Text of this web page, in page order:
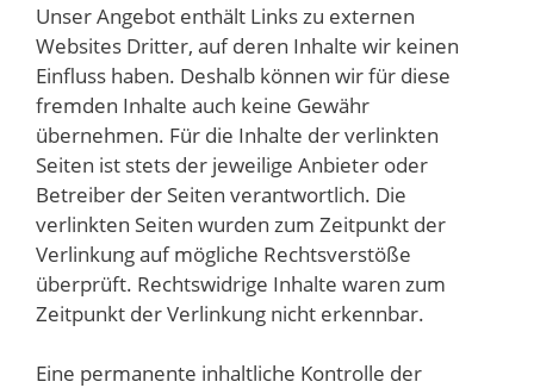
Unser Angebot enthält Links zu externen
Websites Dritter, auf deren Inhalte wir keinen
Einfluss haben. Deshalb können wir für diese
fremden Inhalte auch keine Gewähr
übernehmen. Für die Inhalte der verlinkten
Seiten ist stets der jeweilige Anbieter oder
Betreiber der Seiten verantwortlich. Die
verlinkten Seiten wurden zum Zeitpunkt der
Verlinkung auf mögliche Rechtsverstöße
überprüft. Rechtswidrige Inhalte waren zum
Zeitpunkt der Verlinkung nicht erkennbar.
Eine permanente inhaltliche Kontrolle der